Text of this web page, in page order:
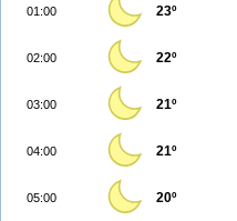
01:00 23º
02:00 22º
03:00 21º
04:00 21º
05:00 20º